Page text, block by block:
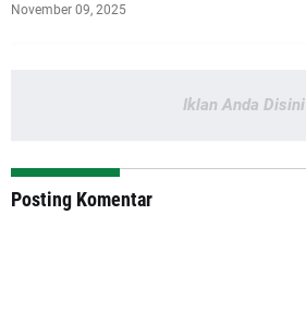
November 09, 2025
Iklan Anda Disini
Posting Komentar